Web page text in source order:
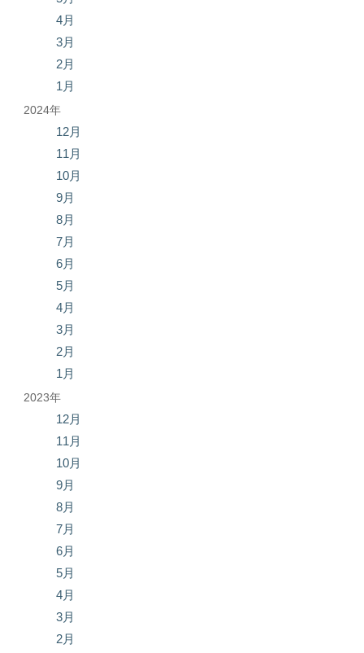
4月
3月
2月
1月
2024年
12月
11月
10月
9月
8月
7月
6月
5月
4月
3月
2月
1月
2023年
12月
11月
10月
9月
8月
7月
6月
5月
4月
3月
2月